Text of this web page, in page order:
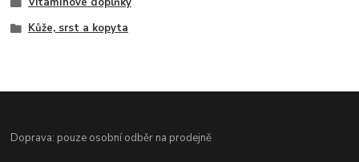
Kůže, srst a kopyta
Doprava: pouze osobní odběr na prodejně